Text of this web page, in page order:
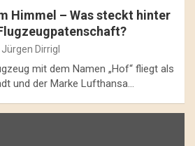
Himmel – Was steckt hinter
Jürgen Dirrigl
mit dem Namen „Hof“ fliegt als
und der Marke Lufthansa…